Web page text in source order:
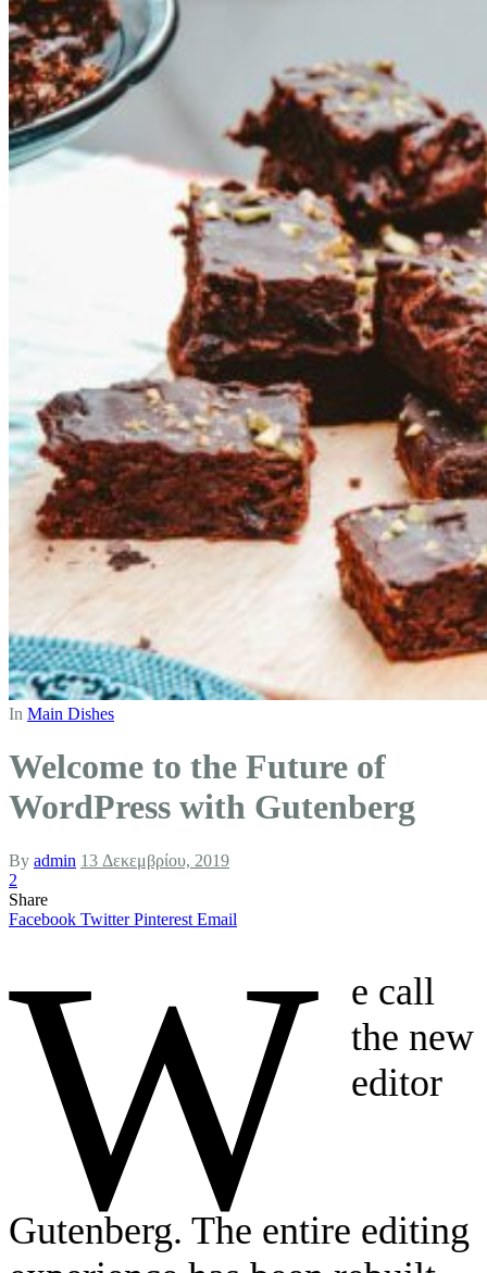
In Main Dishes
Welcome to the Future of
WordPress with Gutenberg
By admin 13 Δεκεμβρίου, 2019
2
Share
Facebook Twitter Pinterest Email
W
e call
the new
editor
Gutenberg. The entire editing